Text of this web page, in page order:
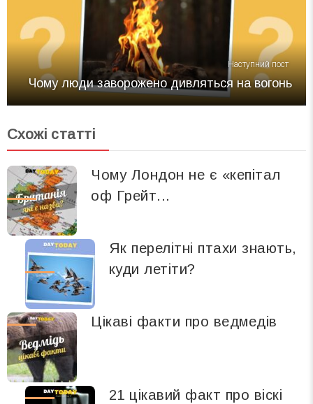
Наступний пост
Чому люди заворожено дивляться на вогонь
Схожі статті
Чому Лондон не є «кепітал
оф Грейт...
Як перелітні птахи знають,
куди летіти?
Цікаві факти про ведмедів
21 цікавий факт про віскі